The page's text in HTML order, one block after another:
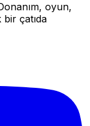
oyun,
çatıda